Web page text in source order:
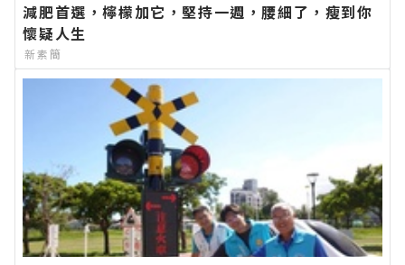
減肥首選，檸檬加它，堅持一週，腰細了，瘦到你
懷疑人生
新素簡